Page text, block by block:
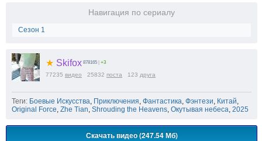
Навигация по сериалу
Сезон 1
★ Skifox 878165 | +3
77235 видео 25832 поста 123 друга
Теги: Боевые Искусства Приключения Фантастика Фэнтези Китай
Original Force Zhe Tian Shrouding the Heavens Окутывая небеса 2025
Скачать видео (247.54 Мб)